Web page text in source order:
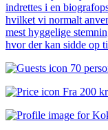
indrettes i en
hvilket vi normalt
mest hyggelige
hvor der kan sidde op
70
Fra 200